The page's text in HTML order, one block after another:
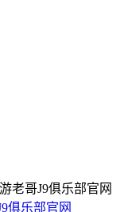
老哥J9俱乐部官网
俱乐部官网